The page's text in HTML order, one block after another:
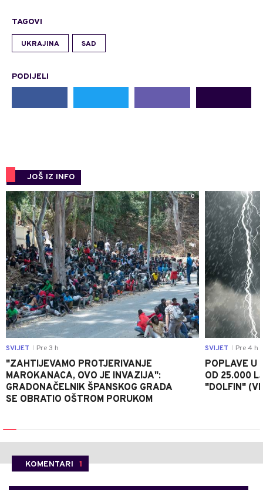
TAGOVI
UKRAJINA SAD
PODIJELI
JOŠ IZ INFO
0
SVIJET Pre 3 h
"ZAHTIJEVAMO PROTJERIVANJE
MAROKANACA, OVO JE INVAZIJA":
GRADONAČELNIK ŠPANSKOG GRADA
SE OBRATIO OŠTROM PORUKOM
SVIJET Pre 4 h
POPLAVE U
OD 25.000
"DOLFIN"
KOMENTARI 1